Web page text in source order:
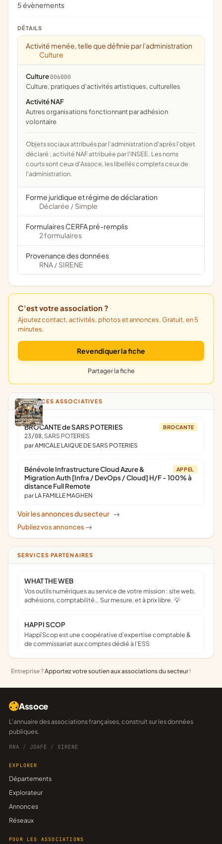
5 évènements
DÉTAILS
Activité menée, telle que définie par l'administration
Culture
Culture 006000
culture, pratiques d'activités artistiques, culturelles
Activité NAF
Autres organisations fonctionnant par adhésion
volontaire
Objets sociaux attribués par l'administration d'après l'objet
déclaré ; activité NAF attribuée par l'INSEE. Les noms
courts sont ceux d'Assoce, les libellés complets ceux de
l'administration.
Forme juridique et régime de déclaration
Déclarée / Simple
Formulaires CERFA pré-remplis
2 formulaires
Provenance des données
RNA / SIRENE
C'est votre association ?
Ajoutez contact, activités, photos et annonces. Gratuit, en 5
minutes.
Revendiquer la fiche
Partager la fiche
ANNONCES ASSOCIATIVES
BROCANTE
BROCANTE de SARS POTERIES
23/08, SARS POTERIES
par AMICALE LAIQUE DE SARS POTERIES
APPEL
Bénévole Infrastructure Cloud Azure &
Migration Auth [Infra / DevOps / Cloud] H/F - 100% à
distance Full Remote
par LA FAMILLE MAGHEN
Voir les annonces du secteur ->
Publiez vos annonces ->
SERVICES PARTENAIRES
WHAT THE WEB
Vos outils numériques au service de votre mission : site web,
adhésions, comptabilité… Sur mesure, et à prix libre. 💡
HAPPI SCOP
Happï Scop est une coopérative d’expertise comptable &
de commissariat aux comptes dédié à l'ESS
Entreprise ?Apportez votre soutien aux associations du secteur !
Assoce
L'annuaire des associations françaises, construit sur les données
publiques.
RNA / JOAFE / SIRENE
EXPLORER
Départements
Explorateur
Annonces
Réseaux
POUR LES ASSOCIATIONS